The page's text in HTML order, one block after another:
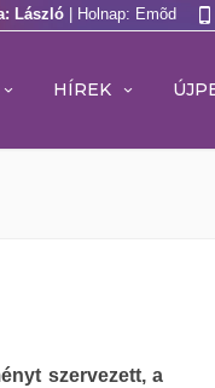
László | Holnap: Emõd
HÍREK
szervezett, a